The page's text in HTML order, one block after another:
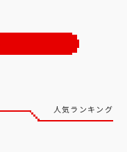
人気ランキング